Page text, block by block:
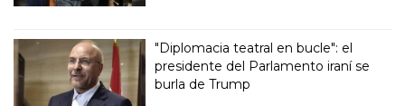
"Diplomacia teatral en bucle": el
presidente del Parlamento iraní se
burla de Trump